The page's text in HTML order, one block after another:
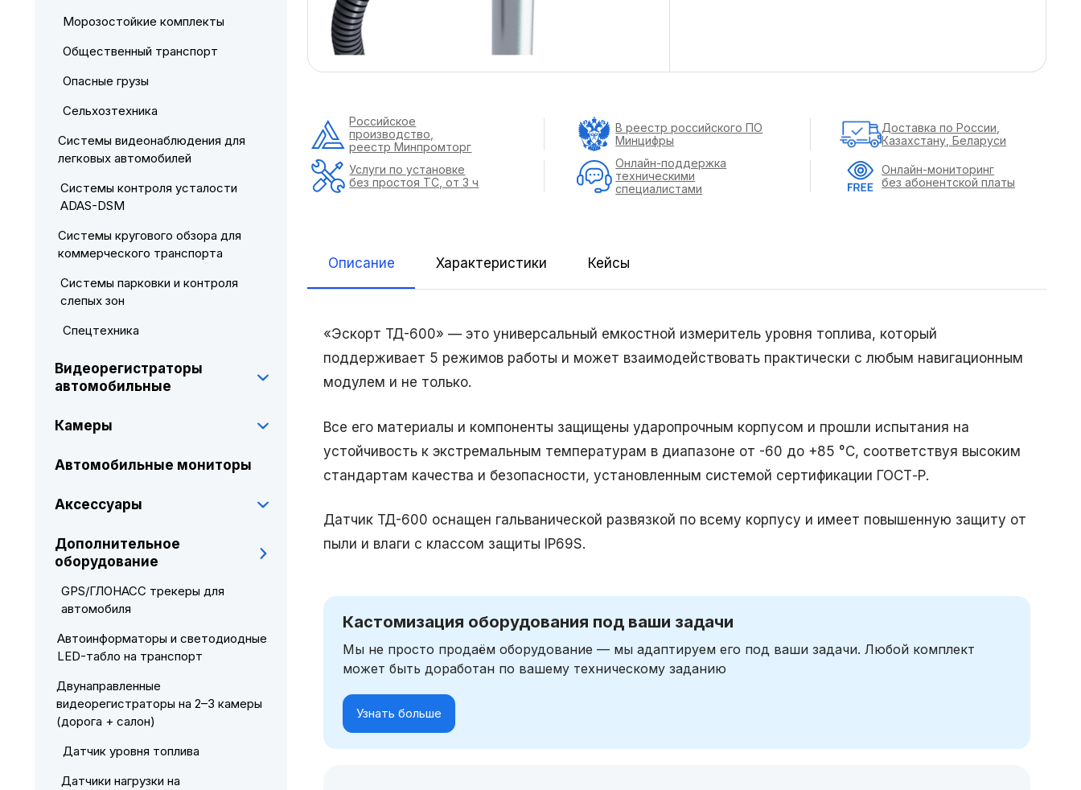
Описание Характеристики Кейсы
«Эскорт ТД-600» — это универсальный емкостной измеритель уровня топлива, который
поддерживает 5 режимов работы и может взаимодействовать практически с любым навигационным
модулем и не только.
Все его материалы и компоненты защищены ударопрочным корпусом и прошли испытания на
устойчивость к экстремальным температурам в диапазоне от -60 до +85 °С, соответствуя высоким
стандартам качества и безопасности, установленным системой сертификации ГОСТ-Р.
Датчик ТД-600 оснащен гальванической развязкой по всему корпусу и имеет повышенную защиту от
пыли и влаги с классом защиты IP69S.
Кастомизация оборудования под ваши задачи
Мы не просто продаём оборудование — мы адаптируем его под ваши задачи. Любой комплект
может быть доработан по вашему техническому заданию
Узнать больше
Российское
производство,
реестр Минпромторг
В реестр российского ПО
Минцифры
Доставка по России,
Казахстану, Беларуси
Услуги по установке
без простоя ТС, от 3 ч
Онлайн-поддержка
техническими
специалистами
Онлайн-мониторинг
без абонентской платы
Морозостойкие комплекты
Общественный транспорт
Опасные грузы
Сельхозтехника
Системы видеонаблюдения для
легковых автомобилей
Системы контроля усталости
ADAS-DSM
Системы кругового обзора для
коммерческого транспорта
Системы парковки и контроля
слепых зон
Спецтехника
Видеорегистраторы
автомобильные
Камеры
Автомобильные мониторы
Аксессуары
Дополнительное
оборудование
GPS/ГЛОНАСС трекеры для
автомобиля
Автоинформаторы и светодиодные
LED-табло на транспорт
Двунаправленные
видеорегистраторы на 2–3 камеры
(дорога + салон)
Датчик уровня топлива
Датчики нагрузки на